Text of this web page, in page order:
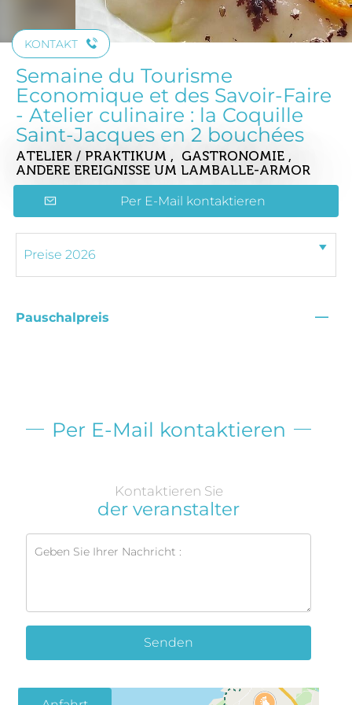
KONTAKT
Semaine du Tourisme
Economique et des Savoir-Faire
- Atelier culinaire : la Coquille
Saint-Jacques en 2 bouchées
ATELIER / PRAKTIKUM , GASTRONOMIE ,
ANDERE EREIGNISSE UM LAMBALLE-ARMOR
Per E-Mail kontaktieren
Pauschalpreis —
Per E-Mail kontaktieren
Kontaktieren Sie
der veranstalter
Senden